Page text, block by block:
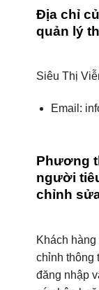
Địa chỉ
quản lý
Siêu Thị
Email:
Phương
người
chỉnh
Khách
chỉnh thông
đăng nhập